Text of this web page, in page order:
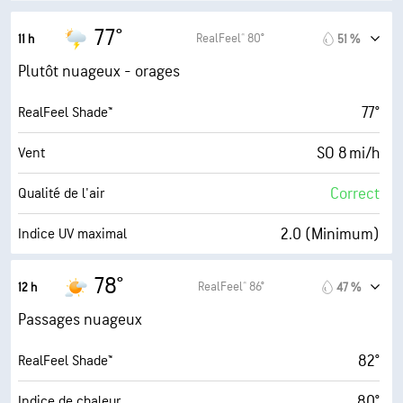
Plafond nuageux 1800 pi
11 h 77° RealFeel® 80° 51 %
Plutôt nuageux - orages
RealFeel Shade™ 77°
Vent SO 8 mi/h
Qualité de l'air Correct
Indice UV maximal 2.0 (Minimum)
Humidité
Point de rosée 71° F
AccuLumen Brightness Index™ 6 (Moyenne)
12 h 78° RealFeel® 86° 47 %
Passages nuageux
RealFeel Shade™ 82°